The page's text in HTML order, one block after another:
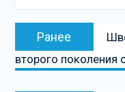
Навигация
записям
Ранее
второго поколения